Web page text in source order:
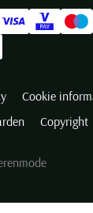
Cookie
Copyright